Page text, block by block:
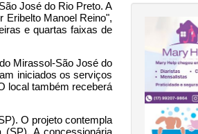
José do Rio Preto. A
Eribelto Manoel Reino",
e quartas faixas de
Mirassol-São José do
iniciados os serviços
local também receberá
O projeto contempla